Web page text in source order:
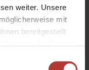
weiter. Unsere
mit
bereitgestellt